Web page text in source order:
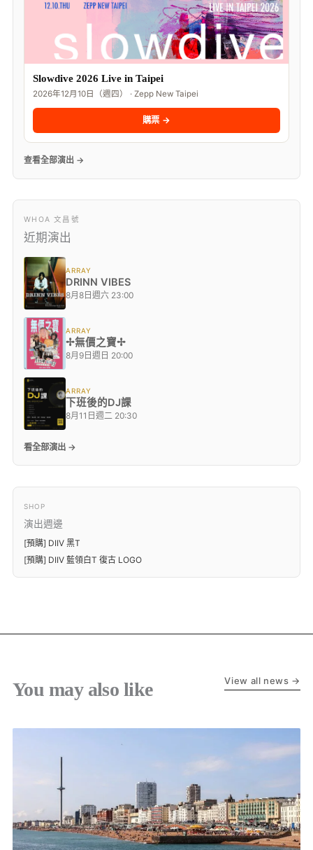
Slowdive 2026 Live in Taipei
2026年12月10日（週四） · Zepp New Taipei
購票 →
查看全部演出 →
WHOA 文昌號
近期演出
ARRAY
DRINN VIBES
8月8日週六 23:00
ARRAY
✢無價之寶✢
8月9日週日 20:00
ARRAY
下班後的DJ課
8月11日週二 20:30
看全部演出 →
SHOP
演出週邊
[預購] DIIV 黑T
[預購] DIIV 藍領白T 復古 LOGO
You may also like View all news →